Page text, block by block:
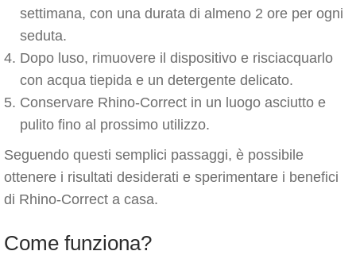
settimana, con una durata di almeno 2 ore per ogni
seduta.
Dopo luso, rimuovere il dispositivo e risciacquarlo
con acqua tiepida e un detergente delicato.
Conservare Rhino-Correct in un luogo asciutto e
pulito fino al prossimo utilizzo.
Seguendo questi semplici passaggi, è possibile
ottenere i risultati desiderati e sperimentare i benefici
di Rhino-Correct a casa.
Come funziona?